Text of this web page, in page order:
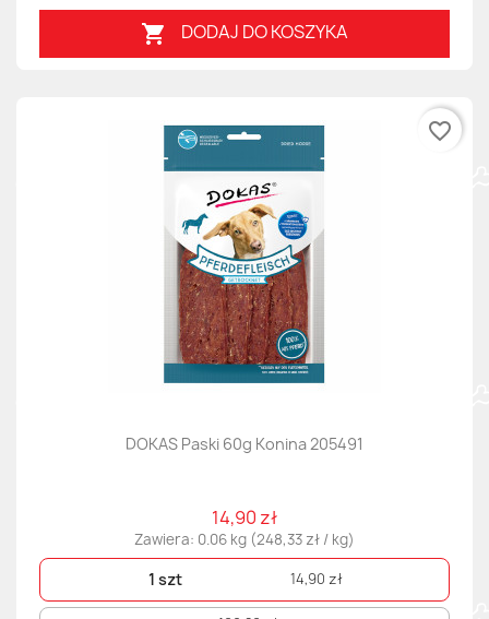
 DODAJ DO KOSZYKA
DOKAS Paski 60g Konina 205491
14,90 zł
Zawiera: 0.06 kg (248,33 zł / kg)
1 szt 14,90 zł
favorite_border